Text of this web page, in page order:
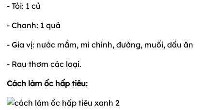
- Tỏi: 1 củ
- Chanh: 1 quả
- Gia vị: nước mắm, mì chính, đường, muối, dầu ăn
- Rau thơm các loại.
Cách làm ốc hấp tiêu: